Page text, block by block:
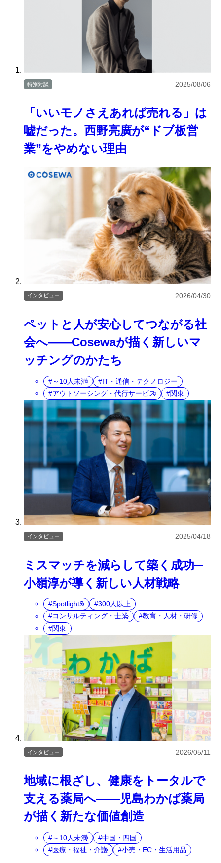
「いいモノさえあれば売れる」は
嘘だった。西野亮廣が“ドブ板営
業”をやめない理由
特別対談 2025/08/06
ペットと人が安心してつながる社
会へ――Cosewaが描く新しいマ
ッチングのかたち
インタビュー 2026/04/30
～10人未満
IT・通信・テクノロジー
アウトソーシング・代行サービス
関東
ミスマッチを減らして築く成功─
小嶺淳が導く新しい人材戦略
インタビュー 2025/04/18
SpotlightS
300人以上
コンサルティング・士業
教育・人材・研修
関東
地域に根ざし、健康をトータルで
支える薬局へ――児島わかば薬局
が描く新たな価値創造
インタビュー 2026/05/11
～10人未満
中国・四国
医療・福祉・介護
小売・EC・生活用品